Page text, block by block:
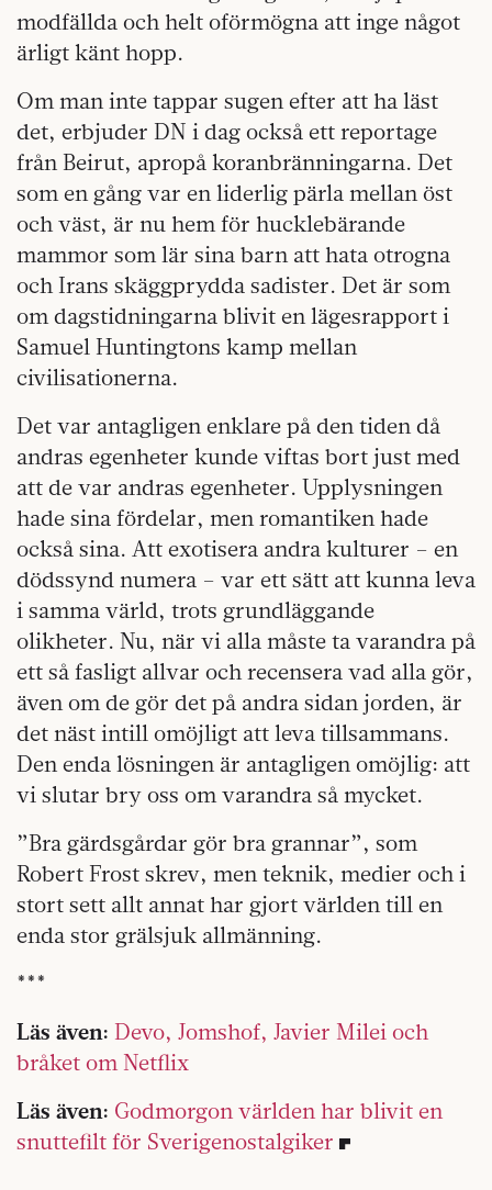
modfällda och helt oförmögna att inge något
ärligt känt hopp.
Om man inte tappar sugen efter att ha läst
det, erbjuder DN i dag också ett reportage
från Beirut, apropå koranbränningarna. Det
som en gång var en liderlig pärla mellan öst
och väst, är nu hem för hucklebärande
mammor som lär sina barn att hata otrogna
och Irans skäggprydda sadister. Det är som
om dagstidningarna blivit en lägesrapport i
Samuel Huntingtons kamp mellan
civilisationerna.
Det var antagligen enklare på den tiden då
andras egenheter kunde viftas bort just med
att de var andras egenheter. Upplysningen
hade sina fördelar, men romantiken hade
också sina. Att exotisera andra kulturer – en
dödssynd numera – var ett sätt att kunna leva
i samma värld, trots grundläggande
olikheter. Nu, när vi alla måste ta varandra på
ett så fasligt allvar och recensera vad alla gör,
även om de gör det på andra sidan jorden, är
det näst intill omöjligt att leva tillsammans.
Den enda lösningen är antagligen omöjlig: att
vi slutar bry oss om varandra så mycket.
”Bra gärdsgårdar gör bra grannar”, som
Robert Frost skrev, men teknik, medier och i
stort sett allt annat har gjort världen till en
enda stor grälsjuk allmänning.
***
Läs även: Devo, Jomshof, Javier Milei och
bråket om Netflix
Läs även: Godmorgon världen har blivit en
snuttefilt för Sverigenostalgiker